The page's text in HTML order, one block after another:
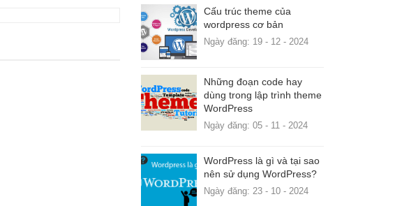
Cấu trúc theme của
wordpress cơ bản
Ngày đăng: 19 - 12 - 2024
Những đoạn code hay
dùng trong lập trình theme
WordPress
Ngày đăng: 05 - 11 - 2024
WordPress là gì và tại sao
nên sử dụng WordPress?
Ngày đăng: 23 - 10 - 2024